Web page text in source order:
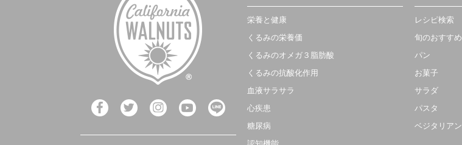
栄養と健康
くるみの栄養価
くるみのオメガ３脂肪酸
くるみの抗酸化作用
血液サラサラ
心疾患
糖尿病
レシピ検索
旬のおすすめ
パン
お菓子
サラダ
パスタ
ベジタリアン